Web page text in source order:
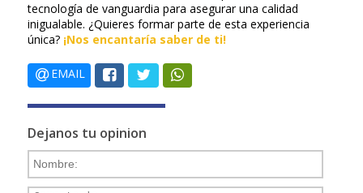
tecnología de vanguardia para asegurar una calidad
inigualable. ¿Quieres formar parte de esta experiencia
única? ¡Nos encantaría saber de ti!
EMAIL
Dejanos tu opinion